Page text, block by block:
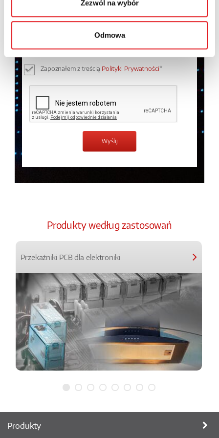
Zezwól na wybór
Odmowa
Wyrażam zgodę na przetwarzanie moich danych
temat przetwarzania danych osobowych w
prywatności.*
Zapoznałem z treścią Polityki Prywatności*
Produkty według zastosowań
Przekaźniki PCB dla elektroniki
Produkty